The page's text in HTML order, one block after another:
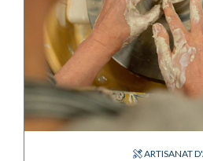
ARTISANAT